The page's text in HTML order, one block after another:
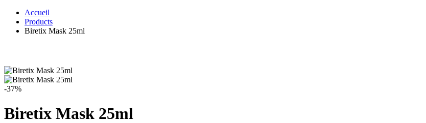
Accueil
Products
Biretix Mask 25ml
-37%
Biretix Mask 25ml